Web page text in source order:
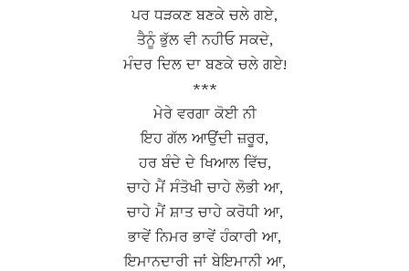
ਪਰ ਧੜਕਣ ਬਣਕੇ ਚਲੇ ਗਏ,
ਤੈਨੂੰ ਭੁੱਲ ਵੀ ਨਹੀਓ ਸਕਦੇ,
ਮੰਦਰ ਦਿਲ ਦਾ ਬਣਕੇ ਚਲੇ ਗਏ!
***
ਮੇਰੇ ਵਰਗਾ ਕੋਈ ਨੀ
ਇਹ ਗੱਲ ਆਉਂਦੀ ਜ਼ਰੂਰ,
ਹਰ ਬੰਦੇ ਦੇ ਖਿਆਲ ਵਿੱਚ,
ਚਾਹੇ ਮੈਂ ਸੰਤੋਖੀ ਚਾਹੇ ਲੋਭੀ ਆ,
ਚਾਹੇ ਮੈਂ ਸ਼ਾਤ ਚਾਹੇ ਕਰੋਧੀ ਆ,
ਭਾਵੇਂ ਨਿਮਰ ਭਾਵੇਂ ਹੰਕਾਰੀ ਆ,
ਇਮਾਨਦਾਰੀ ਜਾਂ ਬੇਇਮਾਨੀ ਆ,